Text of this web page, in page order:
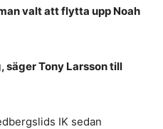
valt att flytta upp Noah
säger Tony Larsson till
IK sedan